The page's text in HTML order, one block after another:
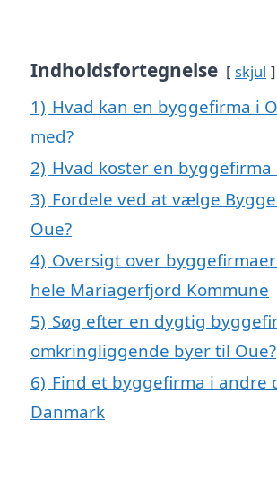
Indholdsfortegnelse skjul
1) Hvad kan en byggefirma i
med?
2) Hvad koster en byggefirma
3) Fordele ved at vælge
Oue?
4) Oversigt over
hele Mariagerfjord Kommune
5) Søg efter en dygtig
omkringliggende byer til Oue?
6) Find et byggefirma i andre
Danmark